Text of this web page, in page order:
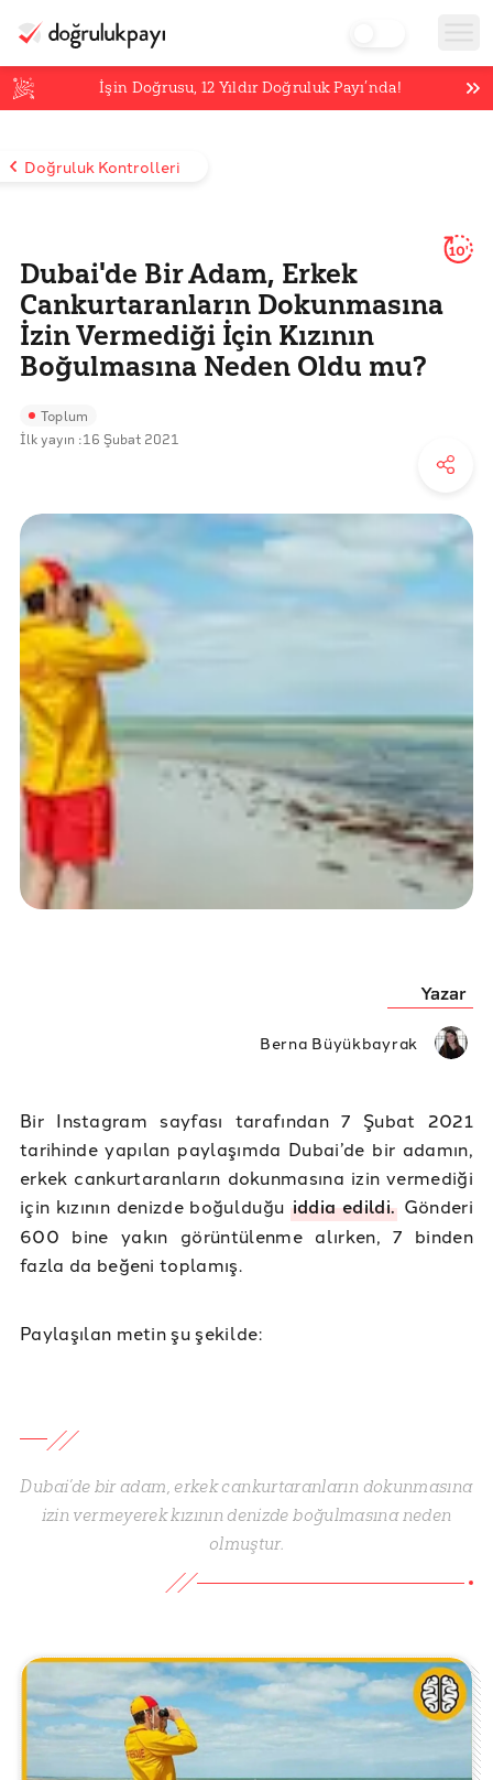
İşin Doğrusu,12 Yıldır Doğruluk Payı’nda!
Doğruluk Kontrolleri
Dubai'de Bir Adam, Erkek
Cankurtaranların Dokunmasına
İzin Vermediği İçin Kızının
Boğulmasına Neden Oldu mu?
10'
Toplum
İlk yayın :16 Şubat 2021
Yazar
Berna Büyükbayrak
Bir Instagram sayfası tarafından 7 Şubat 2021
tarihinde yapılan paylaşımda Dubai’de bir adamın,
erkek cankurtaranların dokunmasına izin vermediği
için kızının denizde boğulduğu iddia edildi. Gönderi
600 bine yakın görüntülenme alırken, 7 binden
fazla da beğeni toplamış.
Paylaşılan metin şu şekilde:
Dubai’de bir adam, erkek cankurtaranların dokunmasına
izin vermeyerek kızının denizde boğulmasına neden
olmuştur.